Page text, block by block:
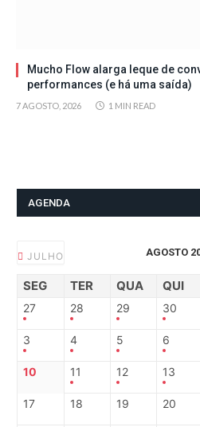
Mucho Flow alarga leque de
performances (e há uma saída)
7 AGOSTO, 2026 1 MIN READ
AGENDA
JULHO AGOSTO
SEG TER QUA QUI
27 28 29 30
3 4 5 6
10 11 12 13
17 18 19 20